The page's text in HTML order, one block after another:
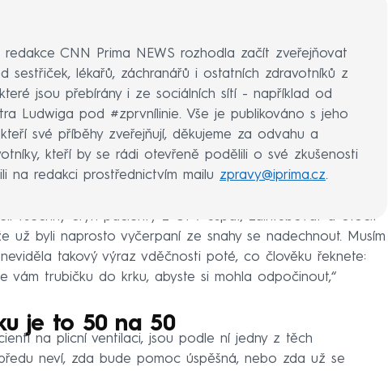
redakce CNN Prima NEWS rozhodla začít zveřejňovat
sestřiček, lékařů, záchranářů i ostatních zdravotníků z
jsou přebírány i ze sociálních sítí - například od
Ludwiga pod #zprvnílinie. Vše je publikováno s jeho
své příběhy zveřejňují, děkujeme za odvahu a
kteří by se rádi otevřeně podělili o své zkušenosti
na redakci prostřednictvím mailu zpravy@iprima.cz.
všechny čtyři pacienty z UPV uspat, zaintubovat a otočit
už byli naprosto vyčerpaní ze snahy se nadechnout. Musím
takový výraz vděčnosti poté, co člověku řeknete:
vám trubičku do krku, abyste si mohla odpočinout,“
je to 50 na 50
na plicní ventilaci, jsou podle ní jedny z těch
neví, zda bude pomoc úspěšná, nebo zda už se